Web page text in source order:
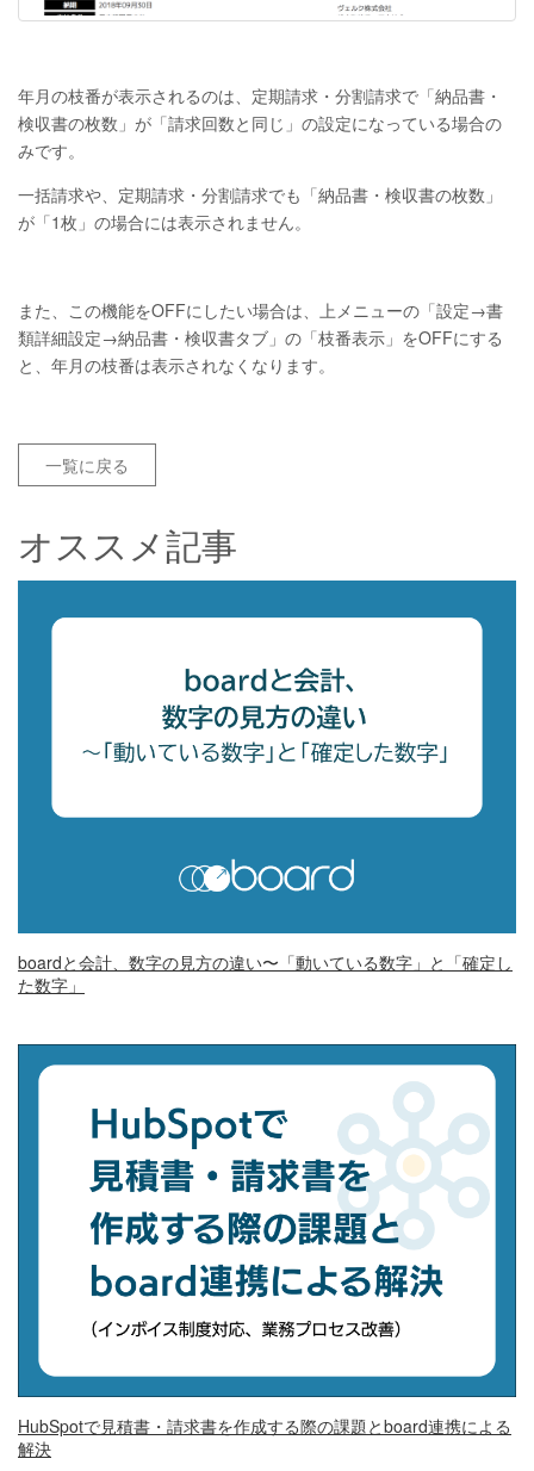
年月の枝番が表示されるのは、定期請求・分割請求で「納品書・
検収書の枚数」が「請求回数と同じ」の設定になっている場合の
みです。
一括請求や、定期請求・分割請求でも「納品書・検収書の枚数」
が「1枚」の場合には表示されません。
また、この機能をOFFにしたい場合は、上メニューの「設定→書
類詳細設定→納品書・検収書タブ」の「枝番表示」をOFFにする
と、年月の枝番は表示されなくなります。
一覧に戻る
オススメ記事
boardと会計、数字の見方の違い〜「動いている数字」と「確定し
た数字」
HubSpotで見積書・請求書を作成する際の課題とboard連携による
解決